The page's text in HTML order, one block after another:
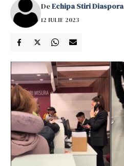
DeEchipa Stiri Diaspora
12 IULIE 2023